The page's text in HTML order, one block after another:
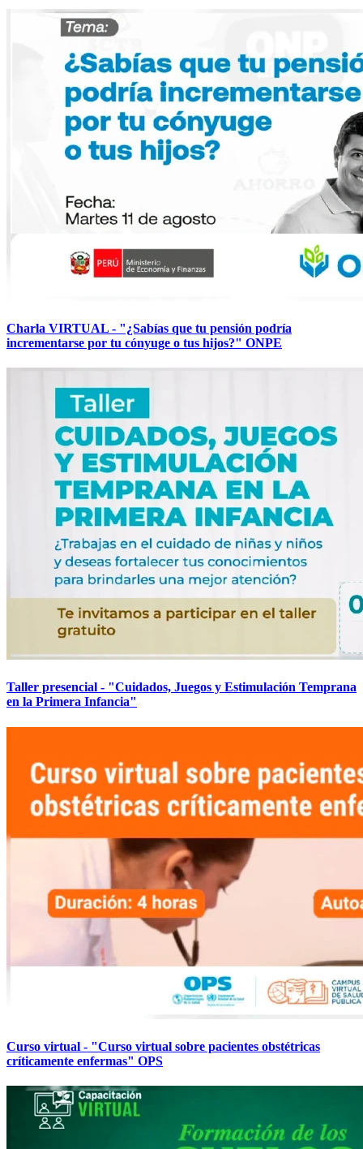
Charla VIRTUAL - "¿Sabías que tu pensión podría
incrementarse por tu cónyuge o tus hijos?" ONPE
Taller presencial - "Cuidados, Juegos y Estimulación Temprana
en la Primera Infancia"
Curso virtual - "Curso virtual sobre pacientes obstétricas
críticamente enfermas" OPS